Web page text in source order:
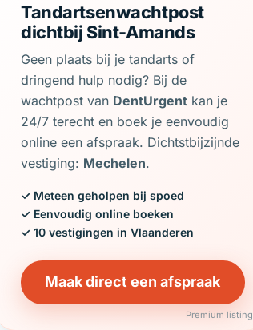
Tandartsenwachtpost
dichtbij Sint-Amands
Geen plaats bij je tandarts of
dringend hulp nodig? Bij de
wachtpost van DentUrgent kan je
24/7 terecht en boek je eenvoudig
online een afspraak. Dichtstbijzijnde
vestiging: Mechelen.
✓ Meteen geholpen bij spoed
✓ Eenvoudig online boeken
✓ 10 vestigingen in Vlaanderen
Maak direct een afspraak
Premium listing